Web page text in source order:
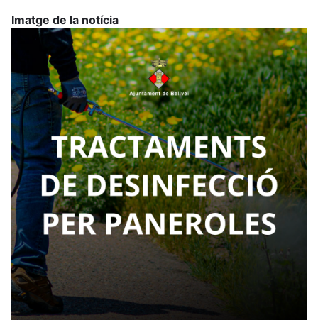
Imatge de la notícia